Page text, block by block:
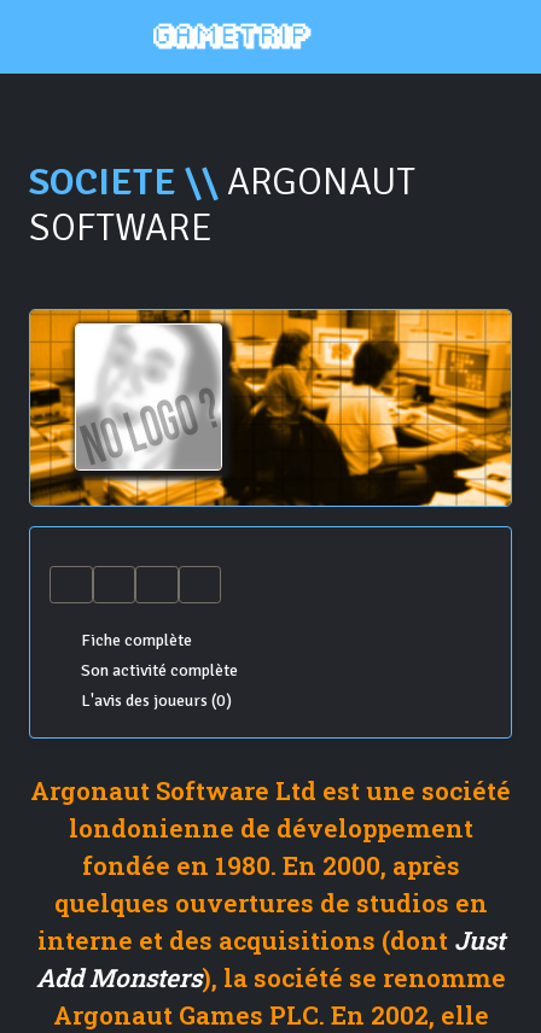
SOCIETE \\ ARGONAUT
SOFTWARE
Fiche complète
Son activité complète
L'avis des joueurs (0)
Argonaut Software Ltd est une société
londonienne de développement
fondée en 1980. En 2000, après
quelques ouvertures de studios en
interne et des acquisitions (dont Just
Add Monsters), la société se renomme
Argonaut Games PLC. En 2002, elle